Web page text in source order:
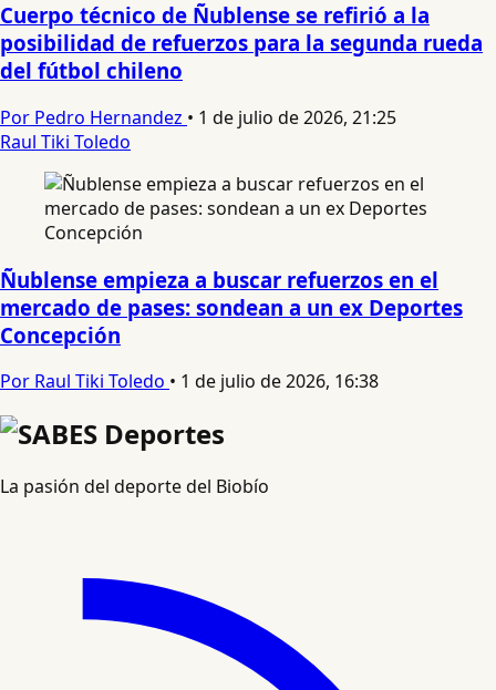
Cuerpo técnico de Ñublense se refirió a la
posibilidad de refuerzos para la segunda rueda
del fútbol chileno
Por Pedro Hernandez • 1 de julio de 2026, 21:25
Raul Tiki Toledo
Ñublense empieza a buscar refuerzos en el
mercado de pases: sondean a un ex Deportes
Concepción
Por Raul Tiki Toledo • 1 de julio de 2026, 16:38
La pasión del deporte del Biobío